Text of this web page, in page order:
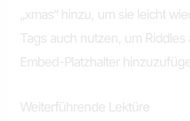
„xmas“ hinzu, um sie leicht
Tags auch nutzen, um
Embed-Platzhalter
Weiterführende Lektüre